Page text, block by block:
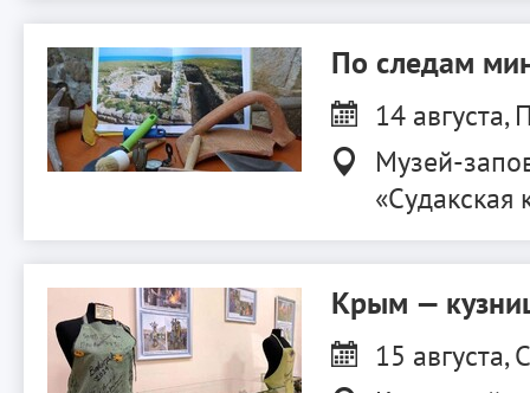
По следам
14 августа,
Музей-
«Судакская
Крым —
15 августа,